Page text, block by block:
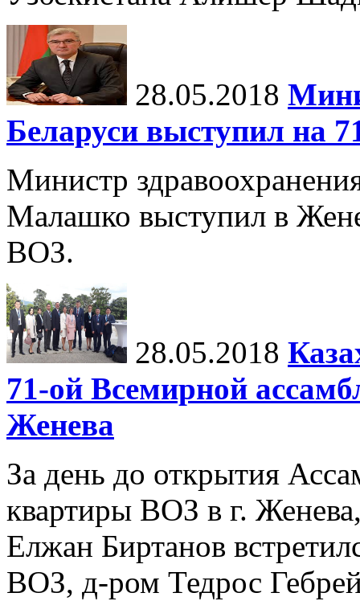
28.05.2018
Беларуси выступил на
Министр
Малашко выступил в
ВОЗ.
28.05.2018
71-ой Всемирной
Женева
За день до открытия
квартиры ВОЗ в г.
Елжан Биртанов
ВОЗ, д-ром Тедрос